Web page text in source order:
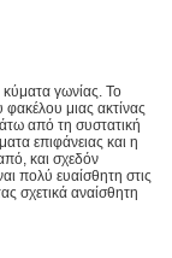
γωνίας. Το
μιας ακτίνας
από τη συστατική
επιφάνειας και η
και σχεδόν
πολύ ευαίσθητη στις
σχετικά αναίσθητη